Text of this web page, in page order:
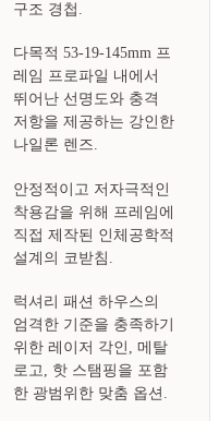
구조 경첩.
다목적 53-19-145mm 프
레임 프로파일 내에서
뛰어난 선명도와 충격
저항을 제공하는 강인한
나일론 렌즈.
안정적이고 저자극적인
착용감을 위해 프레임에
직접 제작된 인체공학적
설계의 코받침.
럭셔리 패션 하우스의
엄격한 기준을 충족하기
위한 레이저 각인, 메탈
로고, 핫 스탬핑을 포함
한 광범위한 맞춤 옵션.